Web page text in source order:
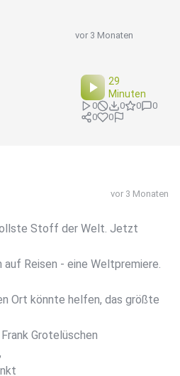
vor 3 Monaten
29
Minuten
0 0 0
0
0
0
vor 3 Monaten
Stoff der Welt. Jetzt
Reisen - eine Weltpremiere.
Ort könnte helfen, das größte
Grotelüschen